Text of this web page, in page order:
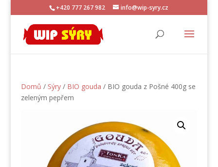
+420 777 267 982 info@wip-syry.cz
Domů / Sýry/ BIO gouda / BIO gouda z Pošné 400g se
zeleným pepřem